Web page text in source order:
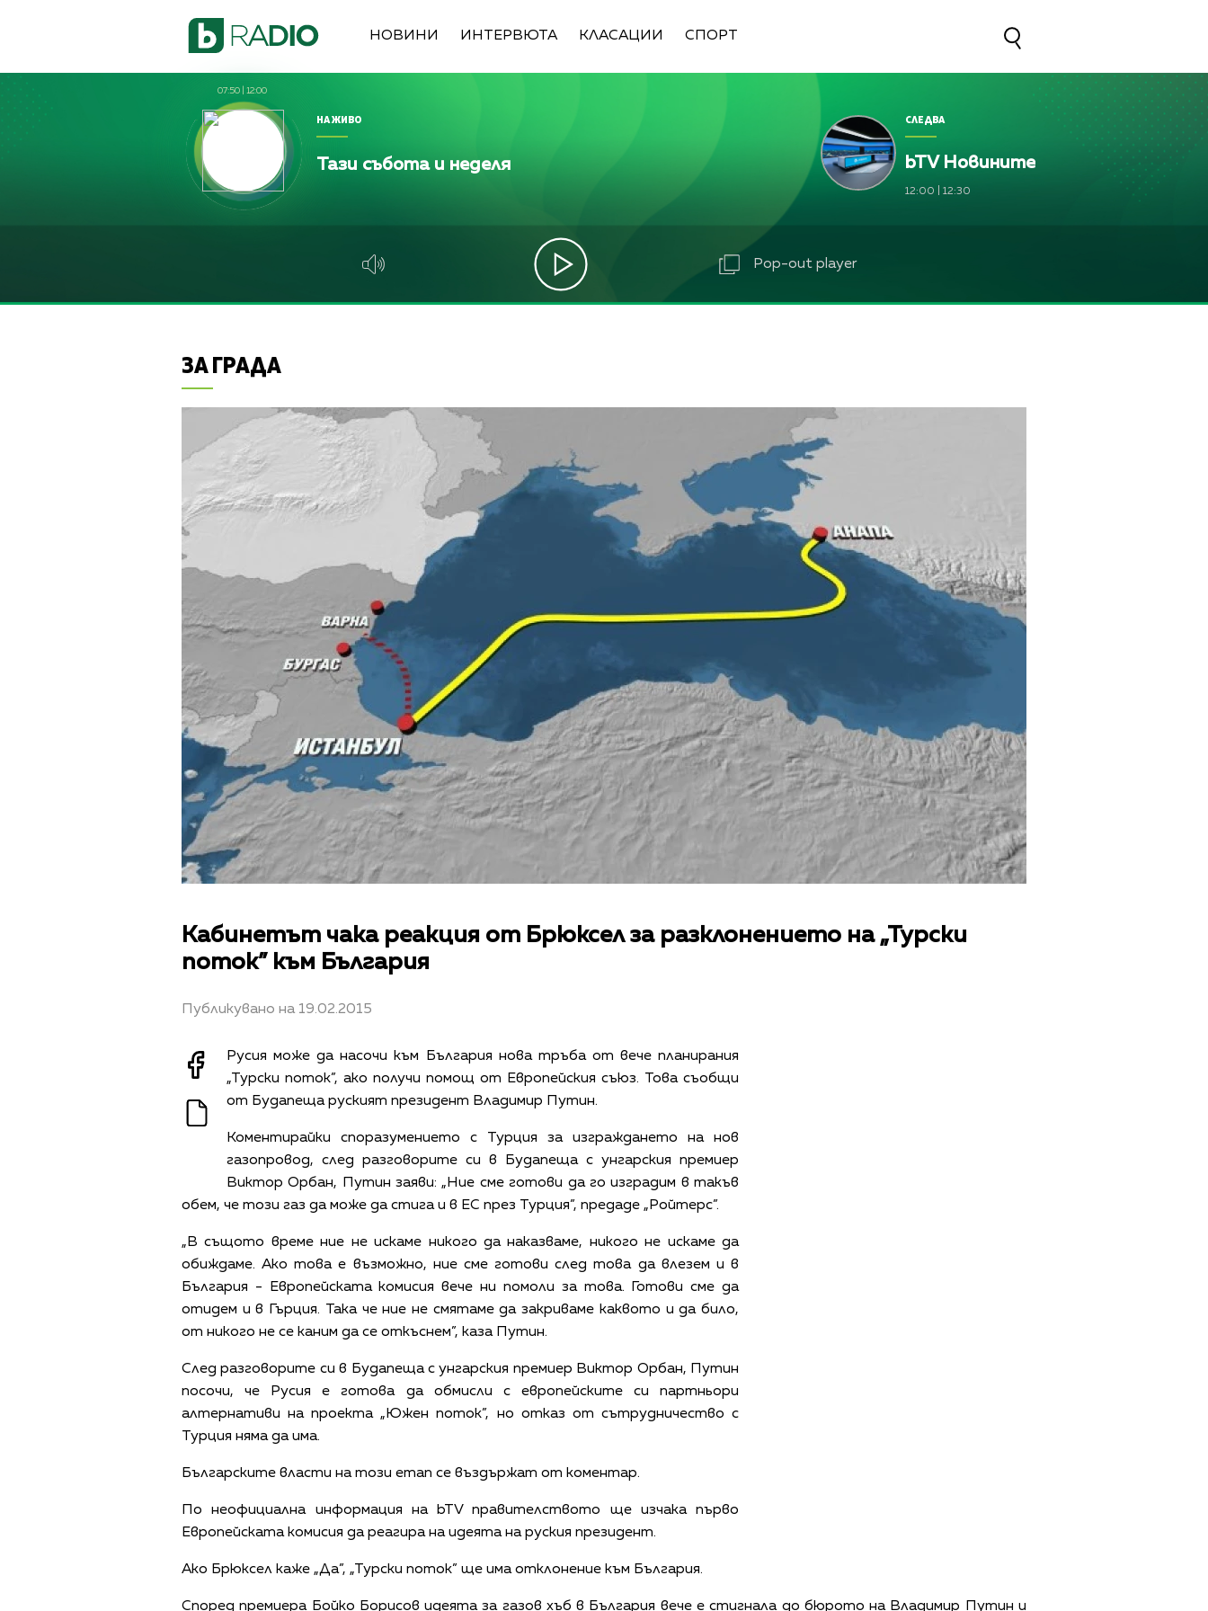
НОВИНИ ИНТЕРВЮТА КЛАСАЦИИ СПОРТ
07:50 12:00
НА ЖИВО
Тази събота и неделя
СЛЕДВА
bTV Новините
12:00 12:30
Pop-out player
ЗА ГРАДА
Кабинетът чака реакция от Брюксел за разклонението на „Турски
поток” към България
Публикувано на 19.02.2015
Русия може да насочи към България нова тръба от вече планирания
„Турски поток”, ако получи помощ от Европейския съюз. Това съобщи
от Будапеща руският президент Владимир Путин.
Коментирайки споразумението с Турция за изграждането на нов
газопровод, след разговорите си в Будапеща с унгарския премиер
Виктор Орбан, Путин заяви: „Ние сме готови да го изградим в такъв
обем, че този газ да може да стига и в ЕС през Турция”, предаде „Ройтерс”.
„В същото време ние не искаме никого да наказваме, никого не искаме да
обиждаме. Ако това е възможно, ние сме готови след това да влезем и в
България - Европейската комисия вече ни помоли за това. Готови сме да
отидем и в Гърция. Така че ние не смятаме да закриваме каквото и да било,
от никого не се каним да се откъснем”, каза Путин.
След разговорите си в Будапеща с унгарския премиер Виктор Орбан, Путин
посочи, че Русия е готова да обмисли с европейските си партньори
алтернативи на проекта „Южен поток”, но отказ от сътрудничество с
Турция няма да има.
Българските власти на този етап се въздържат от коментар.
По неофициална информация на bTV правителството ще изчака първо
Европейската комисия да реагира на идеята на руския президент.
Ако Брюксел каже „Да”, „Турски поток” ще има отклонение към България.
Според премиера Бойко Борисов идеята за газов хъб в България вече е стигнала до бюрото на Владимир Путин и